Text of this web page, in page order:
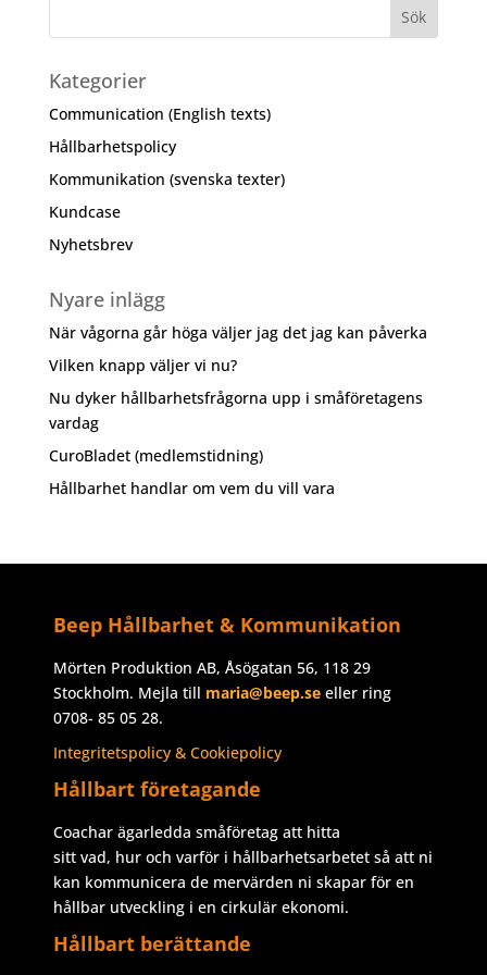
Kategorier
Communication (English texts)
Hållbarhetspolicy
Kommunikation (svenska texter)
Kundcase
Nyhetsbrev
Nyare inlägg
När vågorna går höga väljer jag det jag kan påverka
Vilken knapp väljer vi nu?
Nu dyker hållbarhetsfrågorna upp i småföretagens
vardag
CuroBladet (medlemstidning)
Hållbarhet handlar om vem du vill vara
Beep Hållbarhet & Kommunikation
Mörten Produktion AB, Åsögatan 56, 118 29
Stockholm. Mejla till maria@beep.seeller ring
0708- 85 05 28.
Integritetspolicy & Cookiepolicy
Hållbart företagande
Coachar ägarledda småföretag att hitta
sitt vad, hur och varför i hållbarhetsarbetet så att ni
kan kommunicera de mervärden ni skapar för en
hållbar utveckling i en cirkulär ekonomi.
Hållbart berättande